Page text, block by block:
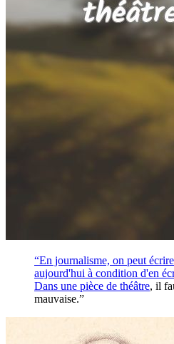
“En journalisme, on peut
aujourd'hui à condition d'en
Dans une pièce de théâtre, il
mauvaise.”